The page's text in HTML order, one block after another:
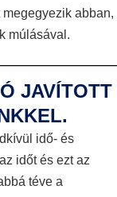
abban,
múlásával.
JAVÍTOTT
idő- és
időt és ezt az
téve a